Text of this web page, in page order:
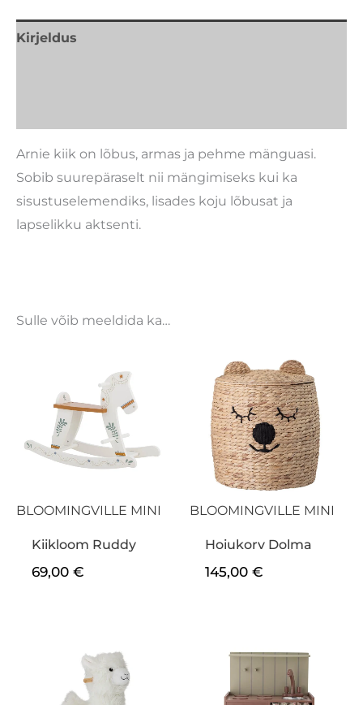
Kirjeldus
Arnie kiik on lõbus, armas ja pehme mänguasi.
Sobib suurepäraselt nii mängimiseks kui ka
sisustuselemendiks, lisades koju lõbusat ja
lapselikku aktsenti.
Sulle võib meeldida ka…
BLOOMINGVILLE MINI
Kiikloom Ruddy
69,00€
BLOOMINGVILLE MINI
Hoiukorv Dolma
145,00€